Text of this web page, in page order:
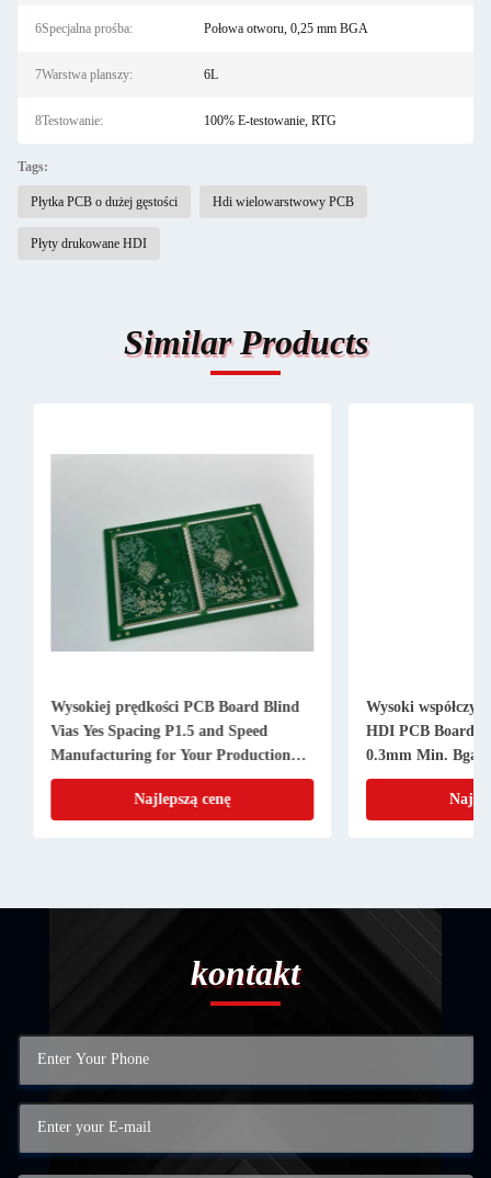
6Specjalna prośba: Połowa otworu, 0,25 mm BGA
7Warstwa planszy: 6L
8Testowanie: 100% E-testowanie, RTG
Tags:
Płytka PCB o dużej gęstości Hdi wielowarstwowy PCB
Płyty drukowane HDI
Similar Products
Wysokiej prędkości PCB Board Blind
Vias Yes Spacing P1.5 and Speed
Manufacturing for Your Production
Line
Najlepszą cenę
Wysoki
HDI PCB Board z
0.3mm Min. Bga
kontakt